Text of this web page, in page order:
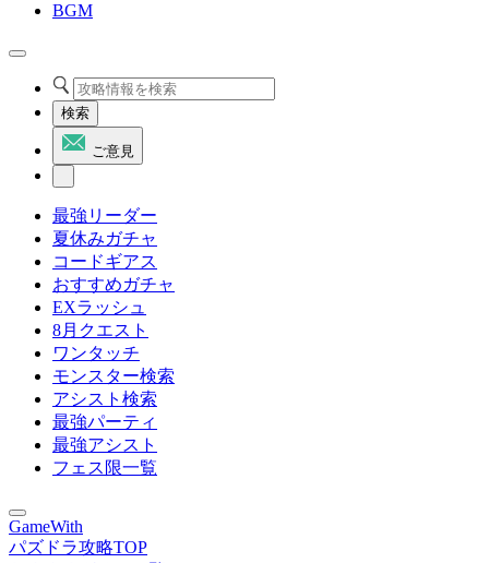
BGM
検索
ご意見
最強リーダー
夏休みガチャ
コードギアス
おすすめガチャ
EXラッシュ
8月クエスト
ワンタッチ
モンスター検索
アシスト検索
最強パーティ
最強アシスト
フェス限一覧
GameWith
パズドラ攻略TOP